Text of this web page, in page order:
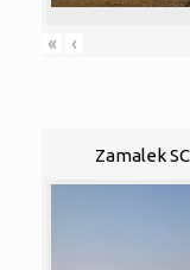
« ‹
Zamalek